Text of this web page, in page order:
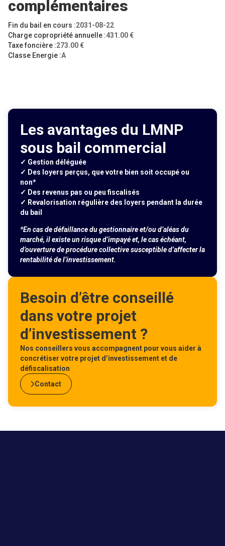
complémentaires
Fin du bail en cours :2031-08-22
Charge copropriété annuelle :431.00 €
Taxe foncière :273.00 €
Classe Energie :A
Les avantages du LMNP
sous bail commercial
✓ Gestion déléguée
✓ Des loyers perçus, que votre bien soit occupé ou
non*
✓ Des revenus pas ou peu fiscalisés
✓ Revalorisation régulière des loyers pendant la durée
du bail
*En cas de défaillance du gestionnaire et/ou d’aléas du
marché, il existe un risque d’impayé et, le cas échéant,
d’ouverture de procédure collective susceptible d’affecter la
rentabilité de l’investissement.
Besoin d’être conseillé
dans votre projet
d’investissement ?
Nos conseillers vous accompagnent pour vous aider à
concrétiser votre projet d’investissement et de
défiscalisation
Contact